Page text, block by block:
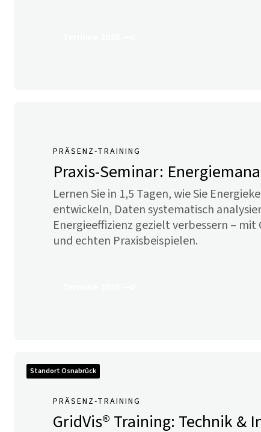
PRÄSENZ-TRAINING
Praxis-Seminar:
Lernen Sie in 1,5 Tagen, wie Sie
entwickeln, Daten systematisch
Energieeffizienz gezielt verbessern – mit
und echten Praxisbeispielen.
Standort Osnabrück
PRÄSENZ-TRAINING
GridVis® Training: Technik &